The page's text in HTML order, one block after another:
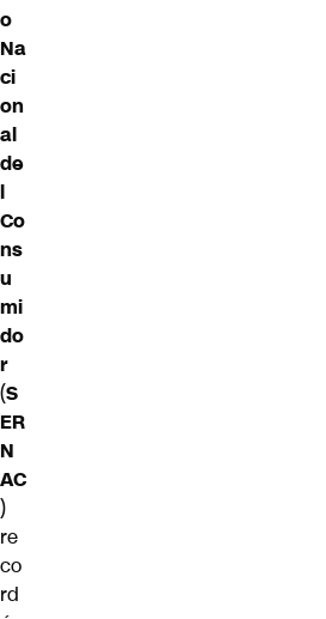
o
Na
ci
on
al
de
l
Co
ns
u
mi
do
r
(S
ER
N
AC
)
re
co
rd